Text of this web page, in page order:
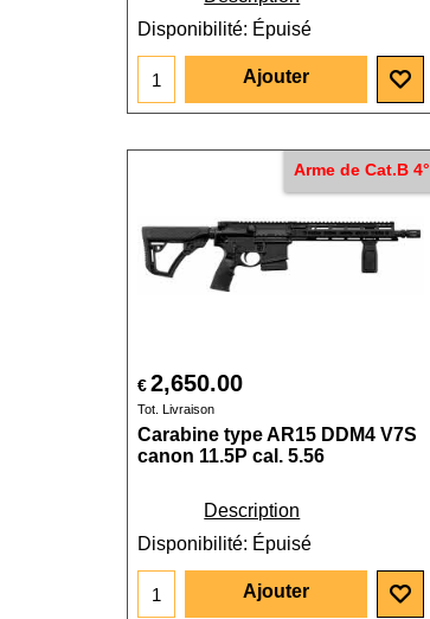
Disponibilité: Épuisé
Ajouter
Arme de Cat.B 4°
€2,650.00
Tot. Livraison
Carabine type AR15 DDM4 V7S
canon 11.5P cal. 5.56
Description
Disponibilité: Épuisé
Ajouter